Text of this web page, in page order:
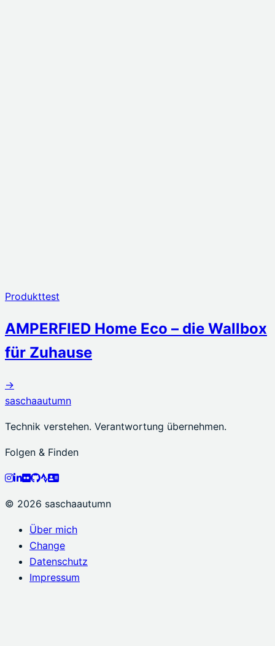
Produkttest
AMPERFIED Home Eco – die Wallbox
für Zuhause
→
saschaautumn
Technik verstehen. Verantwortung übernehmen.
Folgen & Finden
© 2026 saschaautumn
Über mich
Change
Datenschutz
Impressum